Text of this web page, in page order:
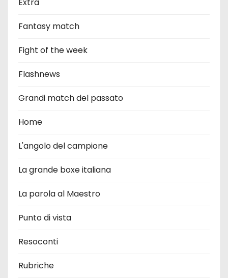
Fantasy match
Fight of the week
Flashnews
Grandi match del passato
Home
L'angolo del campione
La grande boxe italiana
La parola al Maestro
Punto di vista
Resoconti
Rubriche